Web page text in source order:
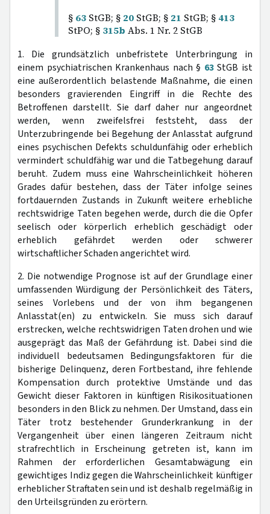
§ 63 StGB; § 20 StGB; § 21 StGB; § 413
StPO; § 315b Abs. 1 Nr. 2 StGB
1. Die grundsätzlich unbefristete Unterbringung in
einem psychiatrischen Krankenhaus nach § 63StGB ist
eine außerordentlich belastende Maßnahme, die einen
besonders gravierenden Eingriff in die Rechte des
Betroffenen darstellt. Sie darf daher nur angeordnet
werden, wenn zweifelsfrei feststeht, dass der
Unterzubringende bei Begehung der Anlasstat aufgrund
eines psychischen Defekts schuldunfähig oder erheblich
vermindert schuldfähig war und die Tatbegehung darauf
beruht. Zudem muss eine Wahrscheinlichkeit höheren
Grades dafür bestehen, dass der Täter infolge seines
fortdauernden Zustands in Zukunft weitere erhebliche
rechtswidrige Taten begehen werde, durch die die Opfer
seelisch oder körperlich erheblich geschädigt oder
erheblich gefährdet werden oder schwerer
wirtschaftlicher Schaden angerichtet wird.
2. Die notwendige Prognose ist auf der Grundlage einer
umfassenden Würdigung der Persönlichkeit des Täters,
seines Vorlebens und der von ihm begangenen
Anlasstat(en) zu entwickeln. Sie muss sich darauf
erstrecken, welche rechtswidrigen Taten drohen und wie
ausgeprägt das Maß der Gefährdung ist. Dabei sind die
individuell bedeutsamen Bedingungsfaktoren für die
bisherige Delinquenz, deren Fortbestand, ihre fehlende
Kompensation durch protektive Umstände und das
Gewicht dieser Faktoren in künftigen Risikosituationen
besonders in den Blick zu nehmen. Der Umstand, dass ein
Täter trotz bestehender Grunderkrankung in der
Vergangenheit über einen längeren Zeitraum nicht
strafrechtlich in Erscheinung getreten ist, kann im
Rahmen der erforderlichen Gesamtabwägung ein
gewichtiges Indiz gegen die Wahrscheinlichkeit künftiger
erheblicher Straftaten sein und ist deshalb regelmäßig in
den Urteilsgründen zu erörtern.